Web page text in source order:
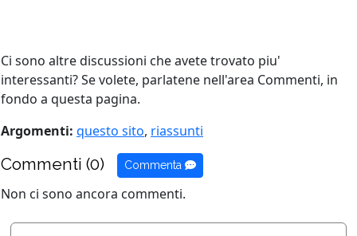
Ci sono altre discussioni che avete trovato piu'
interessanti? Se volete, parlatene nell'area Commenti, in
fondo a questa pagina.
Argomenti: questo sito, riassunti
Commenti (0) Commenta
Non ci sono ancora commenti.